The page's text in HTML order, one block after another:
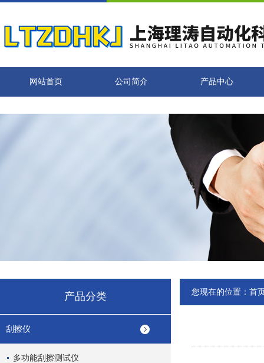
网站首页 公司简介 产品中心
产品分类
刮擦仪
多功能刮擦测试仪
您现在的位置： 首